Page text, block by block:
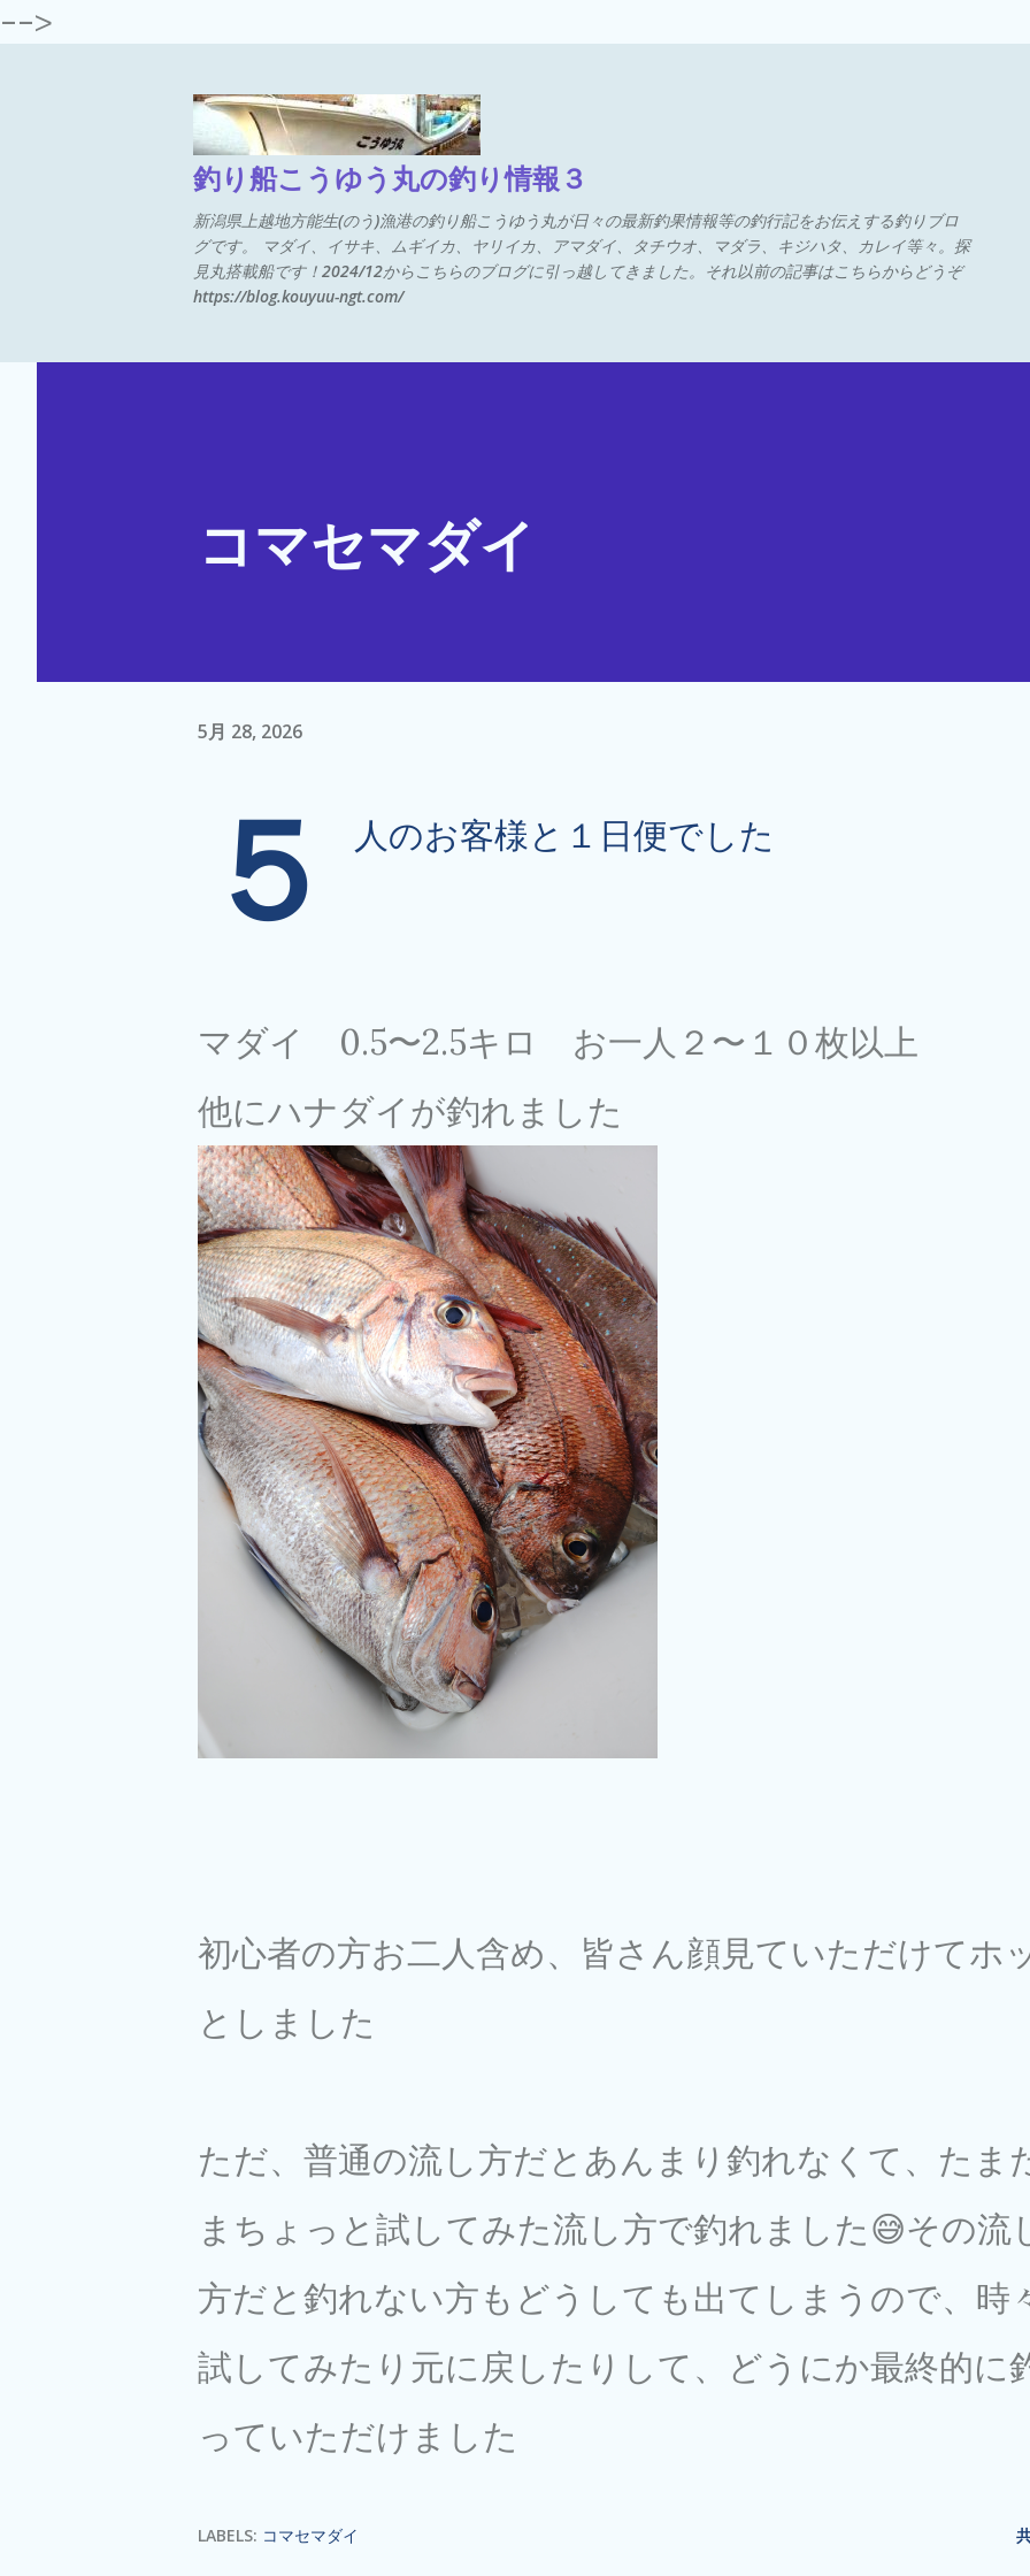
-->
釣り船こうゆう丸の釣り情報３
新潟県上越地方能生(のう)漁港の釣り船こうゆう丸が日々の最新釣果情報等の釣行記をお伝えする釣りブロ
グです。 マダイ、イサキ、ムギイカ、ヤリイカ、アマダイ、タチウオ、マダラ、キジハタ、カレイ等々。探
見丸搭載船です！2024/12からこちらのブログに引っ越してきました。それ以前の記事はこちらからどうぞ
https://blog.kouyuu-ngt.com/
コマセマダイ
5月 28, 2026
５ 人のお客様と１日便でした
マダイ 0.5〜2.5キロ お一人２〜１０枚以上
他にハナダイが釣れました
初心者の方お二人含め、皆さん顔見ていただけてホ
としました
ただ、普通の流し方だとあんまり釣れなくて、たま
まちょっと試してみた流し方で釣れました😅その流
方だと釣れない方もどうしても出てしまうので、時
試してみたり元に戻したりして、どうにか最終的に
っていただけました
LABELS: コマセマダイ